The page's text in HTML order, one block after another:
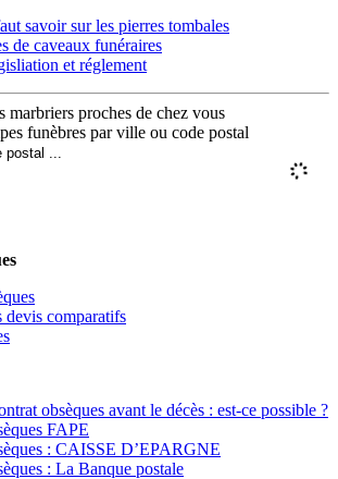
savoir sur les pierres tombales
de caveaux funéraires
et réglement
marbriers proches de chez vous
funèbres par ville ou code postal
devis comparatifs
obsèques avant le décès : est-ce possible ?
FAPE
: CAISSE D’EPARGNE
: La Banque postale